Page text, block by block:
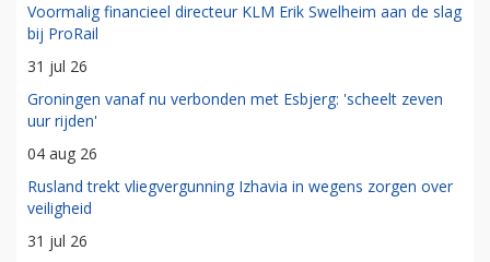
Voormalig financieel directeur KLM Erik Swelheim aan de slag
bij ProRail
31 jul 26
Groningen vanaf nu verbonden met Esbjerg: 'scheelt zeven
uur rijden'
04 aug 26
Rusland trekt vliegvergunning Izhavia in wegens zorgen over
veiligheid
31 jul 26